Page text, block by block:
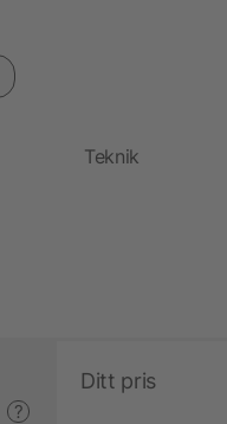
Teknik
?
Ditt pris